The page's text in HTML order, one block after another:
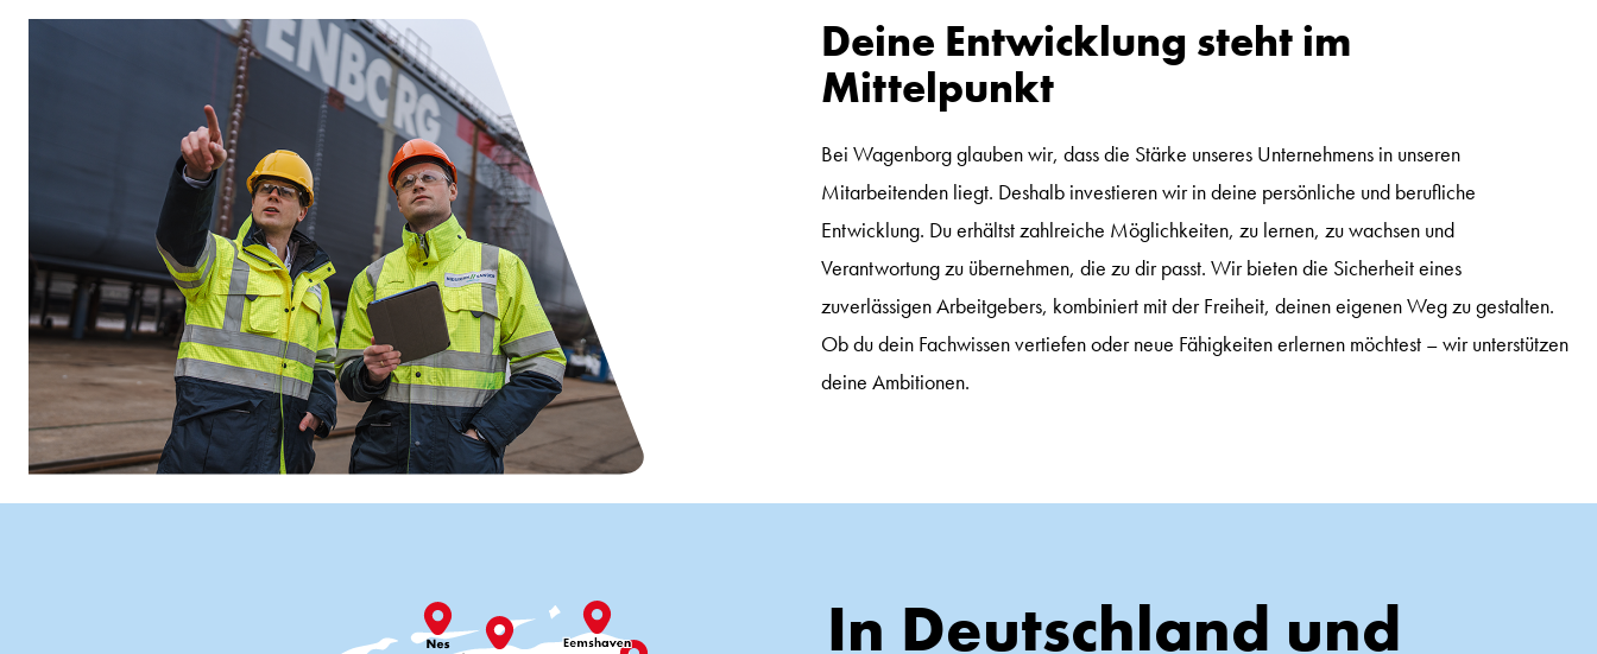
Deine Entwicklung steht im
Mittelpunkt
Bei Wagenborg glauben wir, dass die Stärke unseres Unternehmens in unseren
Mitarbeitenden liegt. Deshalb investieren wir in deine persönliche und berufliche
Entwicklung. Du erhältst zahlreiche Möglichkeiten, zu lernen, zu wachsen und
Verantwortung zu übernehmen, die zu dir passt. Wir bieten die Sicherheit eines
zuverlässigen Arbeitgebers, kombiniert mit der Freiheit, deinen eigenen Weg zu gestalten.
Ob du dein Fachwissen vertiefen oder neue Fähigkeiten erlernen möchtest – wir unterstützen
deine Ambitionen.
In Deutschland und